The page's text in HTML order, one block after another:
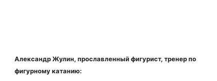
Александр Жулин, прославленный фигурист, тренер по
фигурному катанию: